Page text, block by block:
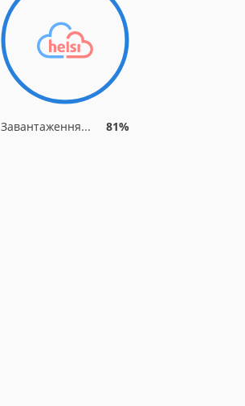
Завантаження... 81%